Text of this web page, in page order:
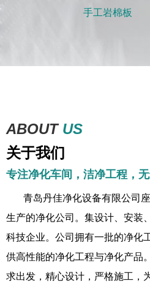
手工岩棉板
ABOUT US
关于我们
专注净化车间，洁净工程，
青岛丹佳净化设备有限公司
生产的净化公司。集设计、安装
科技企业。公司拥有一批的净化
供高性能的净化工程与净化产品
求出发，精心设计，严格施工，